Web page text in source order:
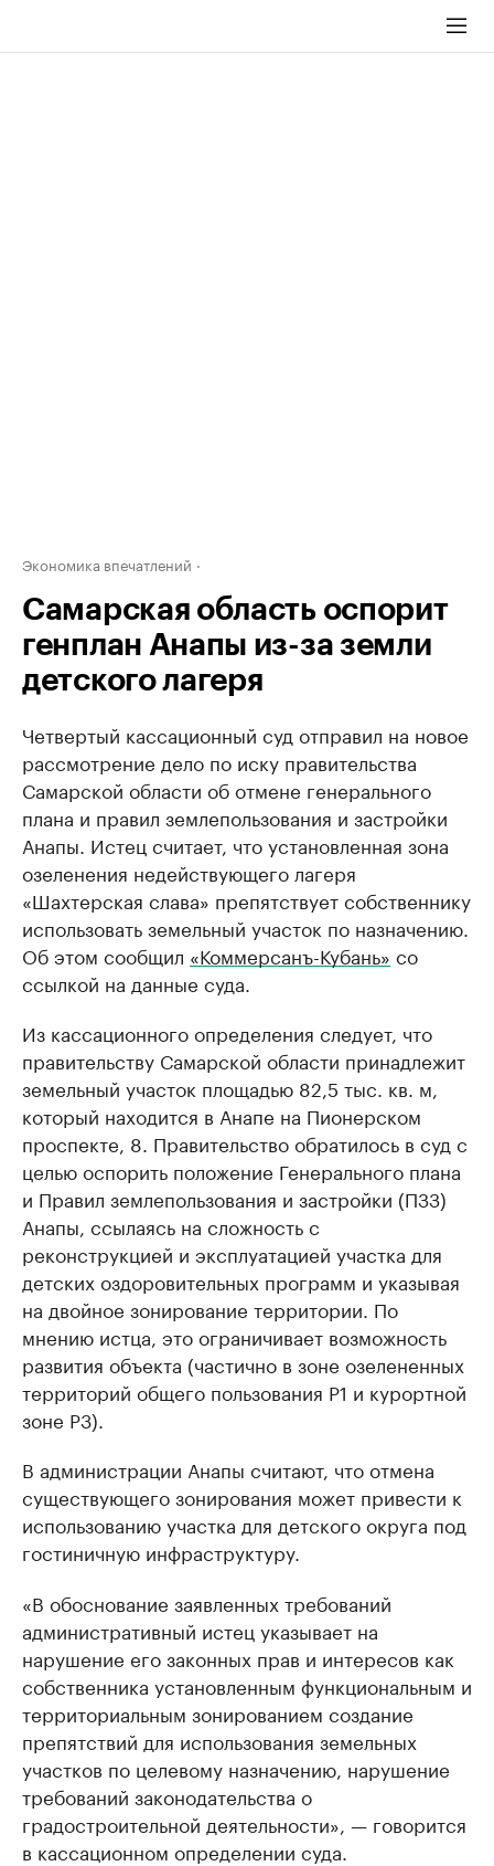
Экономика впечатлений
Самарская область оспорит
генплан Анапы из-за земли
детского лагеря
Четвертый кассационный суд отправил на новое
рассмотрение дело по иску правительства
Самарской области об отмене генерального
плана и правил землепользования и застройки
Анапы. Истец считает, что установленная зона
озеленения недействующего лагеря
«Шахтерская слава» препятствует собственнику
использовать земельный участок по назначению.
Об этом сообщил «Коммерсанъ-Кубань» со
ссылкой на данные суда.
Из кассационного определения следует, что
правительству Самарской области принадлежит
земельный участок площадью 82,5 тыс. кв. м,
который находится в Анапе на Пионерском
проспекте, 8. Правительство обратилось в суд с
целью оспорить положение Генерального плана
и Правил землепользования и застройки (ПЗЗ)
Анапы, ссылаясь на сложность с
реконструкцией и эксплуатацией участка для
детских оздоровительных программ и указывая
на двойное зонирование территории. По
мнению истца, это ограничивает возможность
развития объекта (частично в зоне озелененных
территорий общего пользования Р1 и курортной
зоне Р3).
В администрации Анапы считают, что отмена
существующего зонирования может привести к
использованию участка для детского округа под
гостиничную инфраструктуру.
«В обоснование заявленных требований
административный истец указывает на
нарушение его законных прав и интересов как
собственника установленным функциональным и
территориальным зонированием создание
препятствий для использования земельных
участков по целевому назначению, нарушение
требований законодательства о
градостроительной деятельности», — говорится
в кассационном определении суда.